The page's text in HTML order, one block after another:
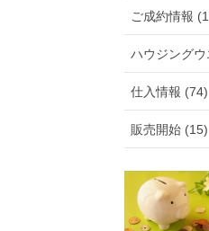
ご成約情報
ハウジング
仕入情報 (74)
販売開始 (15)